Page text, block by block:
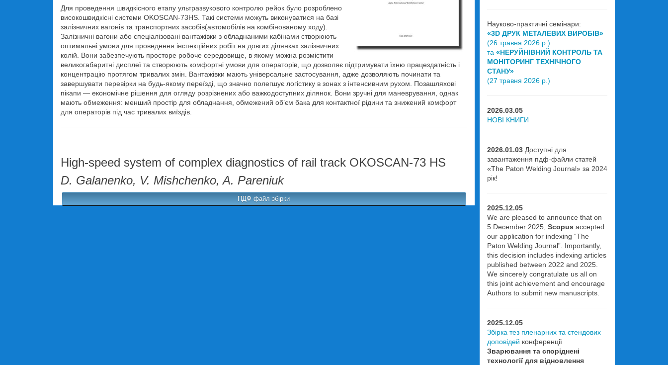
Для проведення швидкісного етапу ультразвукового контролю рейок було розроблено
високошвидкісні системи OKOSCAN-73HS. Такі системи можуть виконуватися на базі
залізничних вагонів та транспортних засобів(автомобілів на комбінованому ходу).
Залізничні вагони або спеціалізовані вантажівки з обладнаними кабінами створюють
оптимальні умови для проведення інспекційних робіт на довгих ділянках залізничних
колій. Вони забезпечують просторе робоче середовище, в якому можна розмістити
великогабаритні дисплеї та створюють комфортні умови для операторів, що дозволяє підтримувати їхню працездатність і
концентрацію протягом тривалих змін. Вантажівки мають універсальне застосування, адже дозволяють починати та
завершувати перевірки на будь-якому переїзді, що значно полегшує логістику в зонах з інтенсивним рухом. Позашляхові
пікапи — економічне рішення для огляду розрізнених або важкодоступних ділянок. Вони зручні для маневрування, однак
мають обмеження: менший простір для обладнання, обмежений об’єм бака для контактної рідини та знижений комфорт
для операторів під час тривалих виїздів.
High-speed system of complex diagnostics of rail track OKOSCAN-73 HS
D. Galanenko, V. Mishchenko, A. Pareniuk
ПДФ файл збірки
Науково-практичні семінари:
«3D ДРУК МЕТАЛЕВИХ ВИРОБІВ»
(26 травня 2026 р.)
та «НЕРУЙНІВНИЙ КОНТРОЛЬ ТА
МОНІТОРИНГ ТЕХНІЧНОГО
СТАНУ»
(27 травня 2026 р.)
2026.03.05
НОВІ КНИГИ
2026.01.03Доступні для
завантаження пдф-файли статей
«The Paton Welding Journal» за 2024
рік!
2025.12.05
We are pleased to announce that on
5 December 2025, Scopus accepted
our application for indexing “The
Paton Welding Journal”. Importantly,
this decision includes indexing articles
published between 2022 and 2025.
We sincerely congratulate us all on
this joint achievement and encourage
Authors to submit new manuscripts.
2025.12.05
Збірка тез пленарних та стендових
доповідей конференції
Зварювання та споріднені
технології для відновлення